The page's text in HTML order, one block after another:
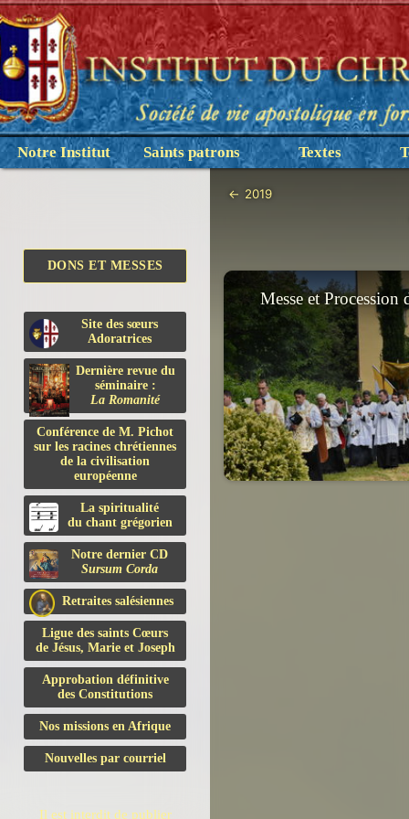
Notre Institut Saints patrons Textes
DONS ET MESSES
Site des sœurs
Adoratrices
Dernière revue du
séminaire :
La Romanité
Conférence de M. Pichot
sur les racines chrétiennes
de la civilisation
européenne
La spiritualité
du chant grégorien
Notre dernier CD
Sursum Corda
Retraites salésiennes
Ligue des saints Cœurs
de Jésus, Marie et Joseph
Approbation définitive
des Constitutions
Nos missions en Afrique
Nouvelles par courriel
Il est interdit de publier
← 2019
Messe et Procession